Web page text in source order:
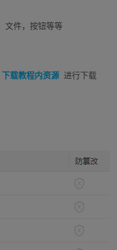
文件，按钮等等
下载教程内资源 进行下载